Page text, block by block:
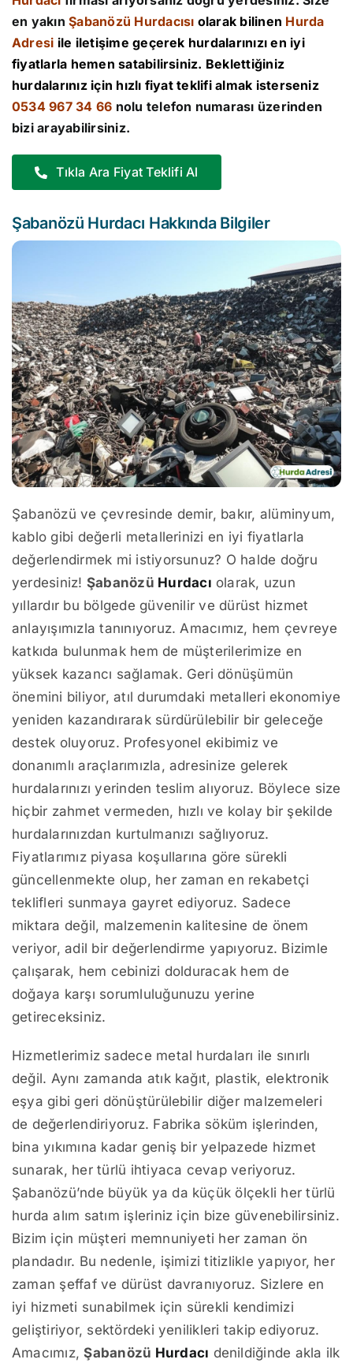
en yakınŞabanözü Hurdacısı olarak bilinen Hurda
Adresi ile iletişime geçerek hurdalarınızı en iyi
fiyatlarla hemen satabilirsiniz. Beklettiğiniz
hurdalarınız için hızlı fiyat teklifi almak isterseniz
0534 967 34 66 nolu telefon numarası üzerinden
bizi arayabilirsiniz.
Tıkla Ara Fiyat Teklifi Al
Şabanözü Hurdacı Hakkında Bilgiler
Şabanözü ve çevresinde demir, bakır, alüminyum,
kablo gibi değerli metallerinizi en iyi fiyatlarla
değerlendirmek mi istiyorsunuz? O halde doğru
yerdesiniz! Şabanözü Hurdacı olarak, uzun
yıllardır bu bölgede güvenilir ve dürüst hizmet
anlayışımızla tanınıyoruz. Amacımız, hem çevreye
katkıda bulunmak hem de müşterilerimize en
yüksek kazancı sağlamak. Geri dönüşümün
önemini biliyor, atıl durumdaki metalleri ekonomiye
yeniden kazandırarak sürdürülebilir bir geleceğe
destek oluyoruz. Profesyonel ekibimiz ve
donanımlı araçlarımızla, adresinize gelerek
hurdalarınızı yerinden teslim alıyoruz. Böylece size
hiçbir zahmet vermeden, hızlı ve kolay bir şekilde
hurdalarınızdan kurtulmanızı sağlıyoruz.
Fiyatlarımız piyasa koşullarına göre sürekli
güncellenmekte olup, her zaman en rekabetçi
teklifleri sunmaya gayret ediyoruz. Sadece
miktara değil, malzemenin kalitesine de önem
veriyor, adil bir değerlendirme yapıyoruz. Bizimle
çalışarak, hem cebinizi dolduracak hem de
doğaya karşı sorumluluğunuzu yerine
getireceksiniz.
Hizmetlerimiz sadece metal hurdaları ile sınırlı
değil. Aynı zamanda atık kağıt, plastik, elektronik
eşya gibi geri dönüştürülebilir diğer malzemeleri
de değerlendiriyoruz. Fabrika söküm işlerinden,
bina yıkımına kadar geniş bir yelpazede hizmet
sunarak, her türlü ihtiyaca cevap veriyoruz.
Şabanözü’nde büyük ya da küçük ölçekli her türlü
hurda alım satım işleriniz için bize güvenebilirsiniz.
Bizim için müşteri memnuniyeti her zaman ön
plandadır. Bu nedenle, işimizi titizlikle yapıyor, her
zaman şeffaf ve dürüst davranıyoruz. Sizlere en
iyi hizmeti sunabilmek için sürekli kendimizi
geliştiriyor, sektördeki yenilikleri takip ediyoruz.
Amacımız,Şabanözü Hurdacı denildiğinde akla ilk